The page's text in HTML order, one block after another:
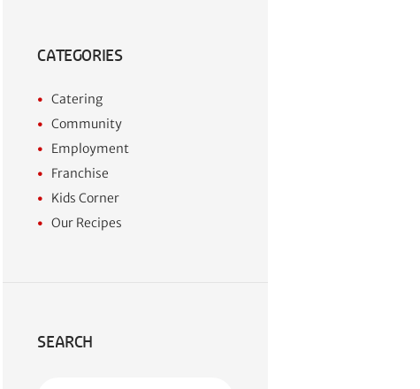
CATEGORIES
Catering
Community
Employment
Franchise
Kids Corner
Our Recipes
SEARCH